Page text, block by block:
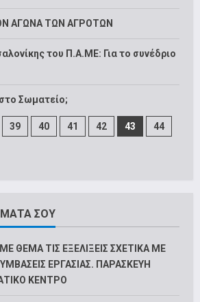
ΑΓΩΝΑ ΤΩΝ ΑΓΡΟΤΩΝ
του Π.Α.ΜΕ: Για το συνέδριο
Σωματείο;
39 40 41 42 43 44
ΣΟΥ
ΘΕΜΑ ΤΙΣ ΕΞΕΛΙΞΕΙΣ ΣΧΕΤΙΚΑ ΜΕ
ΕΡΓΑΣΙΑΣ. ΠΑΡΑΣΚΕΥΗ
ΚΕΝΤΡΟ